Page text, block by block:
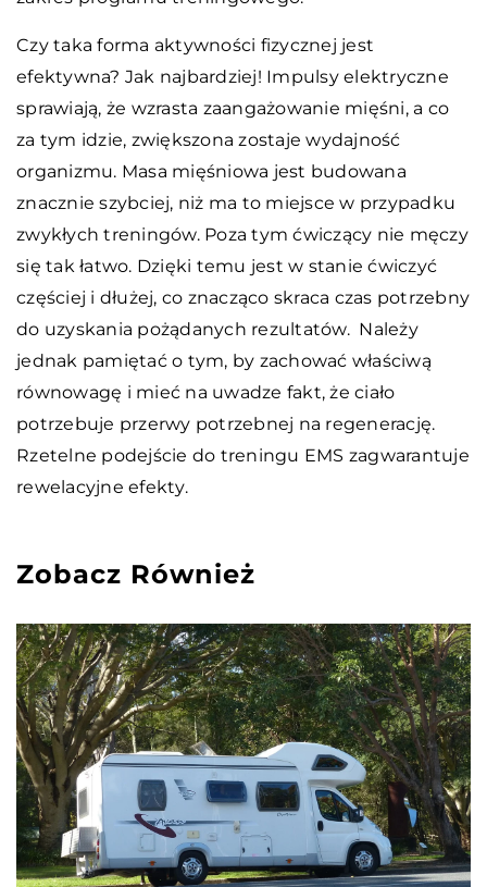
Czy taka forma aktywności fizycznej jest
efektywna? Jak najbardziej! Impulsy elektryczne
sprawiają, że wzrasta zaangażowanie mięśni, a co
za tym idzie, zwiększona zostaje wydajność
organizmu. Masa mięśniowa jest budowana
znacznie szybciej, niż ma to miejsce w przypadku
zwykłych treningów. Poza tym ćwiczący nie męczy
się tak łatwo. Dzięki temu jest w stanie ćwiczyć
częściej i dłużej, co znacząco skraca czas potrzebny
do uzyskania pożądanych rezultatów. Należy
jednak pamiętać o tym, by zachować właściwą
równowagę i mieć na uwadze fakt, że ciało
potrzebuje przerwy potrzebnej na regenerację.
Rzetelne podejście do treningu EMS zagwarantuje
rewelacyjne efekty.
Zobacz Również